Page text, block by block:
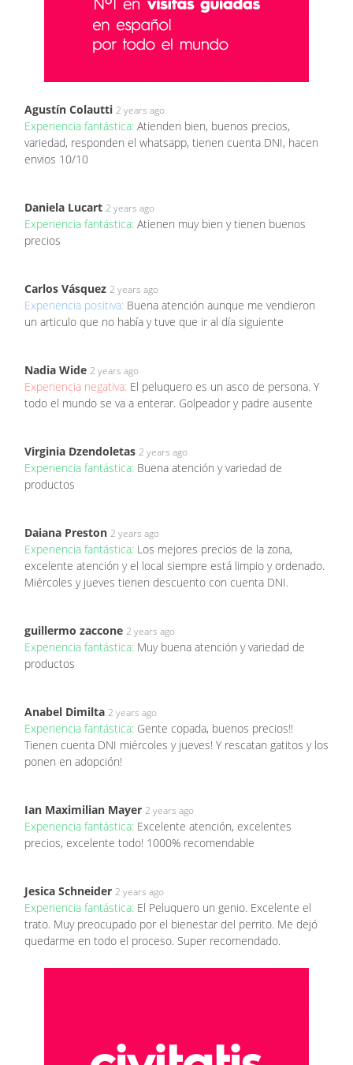
Agustín Colautti 2 years ago
Experiencia fantástica: Atienden bien, buenos precios,
variedad, responden el whatsapp, tienen cuenta DNI, hacen
envios 10/10
Daniela Lucart 2 years ago
Experiencia fantástica: Atienen muy bien y tienen buenos
precios
Carlos Vásquez 2 years ago
Experiencia positiva: Buena atención aunque me vendieron
un articulo que no había y tuve que ir al día siguiente
Nadia Wide 2 years ago
Experiencia negativa: El peluquero es un asco de persona. Y
todo el mundo se va a enterar. Golpeador y padre ausente
Virginia Dzendoletas 2 years ago
Experiencia fantástica: Buena atención y variedad de
productos
Daiana Preston 2 years ago
Experiencia fantástica: Los mejores precios de la zona,
excelente atención y el local siempre está limpio y ordenado.
Miércoles y jueves tienen descuento con cuenta DNI.
guillermo zaccone 2 years ago
Experiencia fantástica: Muy buena atención y variedad de
productos
Anabel Dimilta 2 years ago
Experiencia fantástica: Gente copada, buenos precios!!
Tienen cuenta DNI miércoles y jueves! Y rescatan gatitos y los
ponen en adopción!
Ian Maximilian Mayer 2 years ago
Experiencia fantástica: Excelente atención, excelentes
precios, excelente todo! 1000% recomendable
Jesica Schneider 2 years ago
Experiencia fantástica: El Peluquero un genio. Excelente el
trato. Muy preocupado por el bienestar del perrito. Me dejó
quedarme en todo el proceso. Super recomendado.